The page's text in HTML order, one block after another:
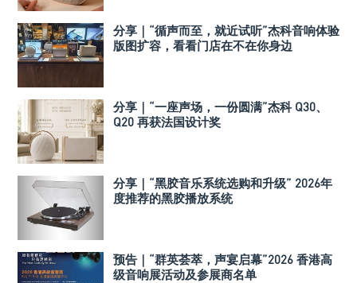
分享｜“循声而至，就近试听”杰科音响体验
版图扩容，看看门店在不在你身边
分享｜“一座声场，一份圆满”杰科 Q30、
Q20 再获法国设计奖
分享｜“黑胶音乐系统选购和升级” 2026年
度推荐的黑胶播放系统
预告｜“群英荟萃，声宴启幕”2026 香港高
级音响展活动及参展商名单